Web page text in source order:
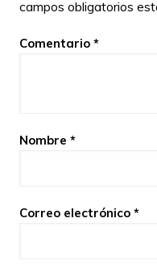
campos obligatorios
Comentario *
Nombre *
Correo electrónico *